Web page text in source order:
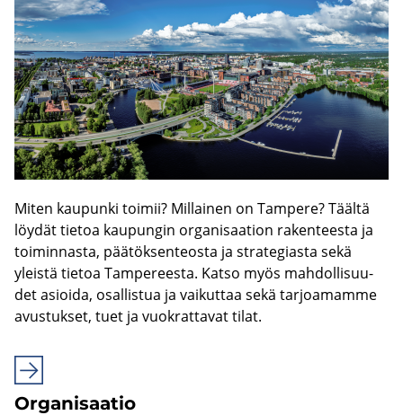
Miten kau­pun­ki toi­mii? Mil­lai­nen on Tam­pe­re? Tääl­tä
löy­dät tie­toa kau­pun­gin or­ga­ni­saa­tion ra­ken­tees­ta ja
toi­min­nas­ta, pää­tök­sen­teos­ta ja stra­te­gias­ta sekä
yleis­tä tie­toa Tam­pe­rees­ta. Katso myös mah­dol­li­suu­
det asioi­da, osal­lis­tua ja vai­kut­taa sekä tar­joa­mam­me
avus­tuk­set, tuet ja vuo­krat­ta­vat tilat.
Or­ga­ni­saa­tio